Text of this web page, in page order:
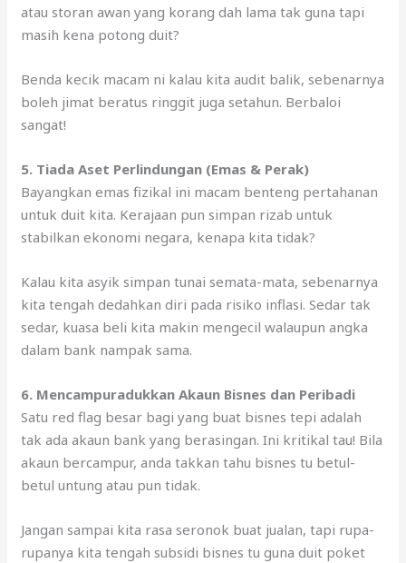
atau storan awan yang korang dah lama tak guna tapi
masih kena potong duit?
Benda kecik macam ni kalau kita audit balik, sebenarnya
boleh jimat beratus ringgit juga setahun. Berbaloi
sangat!
5. Tiada Aset Perlindungan (Emas & Perak)
Bayangkan emas fizikal ini macam benteng pertahanan
untuk duit kita. Kerajaan pun simpan rizab untuk
stabilkan ekonomi negara, kenapa kita tidak?
Kalau kita asyik simpan tunai semata-mata, sebenarnya
kita tengah dedahkan diri pada risiko inflasi. Sedar tak
sedar, kuasa beli kita makin mengecil walaupun angka
dalam bank nampak sama.
6. Mencampuradukkan Akaun Bisnes dan Peribadi
Satu red flag besar bagi yang buat bisnes tepi adalah
tak ada akaun bank yang berasingan. Ini kritikal tau! Bila
akaun bercampur, anda takkan tahu bisnes tu betul-
betul untung atau pun tidak.
Jangan sampai kita rasa seronok buat jualan, tapi rupa-
rupanya kita tengah subsidi bisnes tu guna duit poket